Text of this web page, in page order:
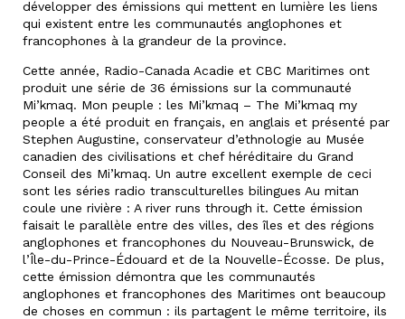
développer des émissions qui mettent en lumière les liens
qui existent entre les communautés anglophones et
francophones à la grandeur de la province.
Cette année, Radio-Canada Acadie et CBC Maritimes ont
produit une série de 36 émissions sur la communauté
Mi’kmaq. Mon peuple : les Mi’kmaq – The Mi’kmaq my
people a été produit en français, en anglais et présenté par
Stephen Augustine, conservateur d’ethnologie au Musée
canadien des civilisations et chef héréditaire du Grand
Conseil des Mi’kmaq. Un autre excellent exemple de ceci
sont les séries radio transculturelles bilingues Au mitan
coule une rivière : A river runs through it. Cette émission
faisait le parallèle entre des villes, des îles et des régions
anglophones et francophones du Nouveau-Brunswick, de
l’Île-du-Prince-Édouard et de la Nouvelle-Écosse. De plus,
cette émission démontra que les communautés
anglophones et francophones des Maritimes ont beaucoup
de choses en commun : ils partagent le même territoire, ils